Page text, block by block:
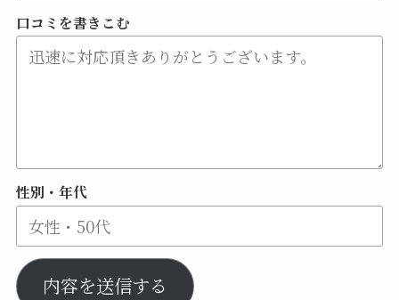
口コミを書きこむ
性別・年代
内容を送信する